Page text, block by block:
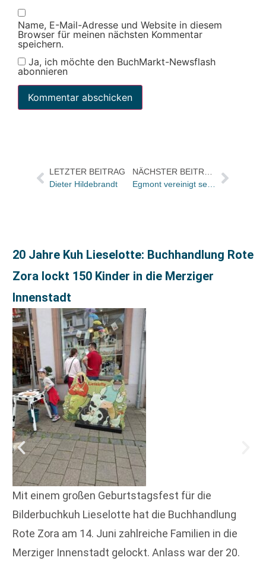
Name, E-Mail-Adresse und Website in diesem
Browser für meinen nächsten Kommentar
speichern.
Ja, ich möchte den BuchMarkt-Newsflash
abonnieren
LETZTER BEITRAG
Dieter Hildebrandt
20 Jahre Kuh Lieselotte: Buchhandlung Rote
Zora lockt 150 Kinder in die Merziger
Innenstadt
Mit einem großen Geburtstagsfest für die
Bilderbuchkuh Lieselotte hat die Buchhandlung
Rote Zora am 14. Juni zahlreiche Familien in die
Merziger Innenstadt gelockt. Anlass war der 20.